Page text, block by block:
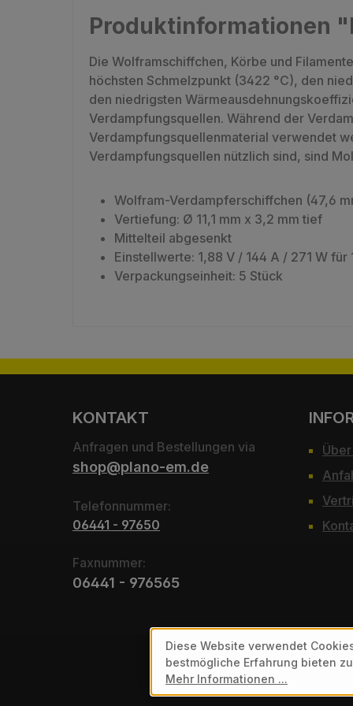
Produktinformationen
Die Wolframschiffchen, Körbe und
höchsten Schmelzpunkt (3422 °C), den
den niedrigsten
Verdampfungsquellen. Während der
Verdampfungsquellenmaterial verwendet
Verdampfungsquellen nützlich sind, sind
Wolfram-Verdampferschiffchen (47,6
Vertiefung: Ø 11,1 mm x 3,2 mm tief
Mittelteil abgesenkt
Einstellwerte: 1,88 V / 144 A / 271 W für
Verpackungseinheit: 5 Stück
KONTAKT
Anfragen und Bestellungen via
shop@plano-em.de
Telefonnummer:
06441 - 97650
Faxnummer:
06441 - 976565
Alle Preise exkl. gesetzl.
© 2026
Diese Website verwendet
bestmögliche Erfahrung bieten
Mehr Informationen ...